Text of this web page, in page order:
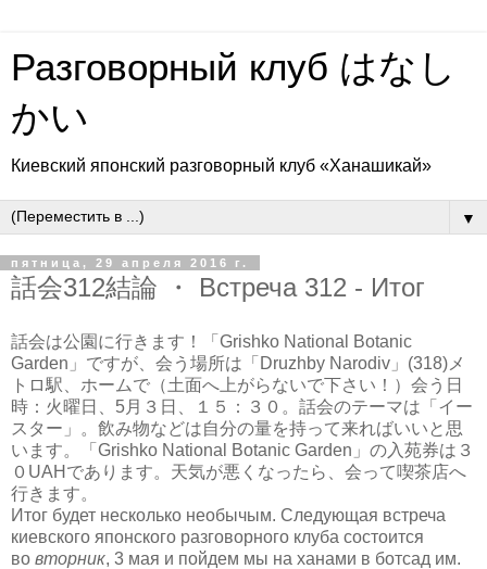
Разговорный клуб はなし
かい
Киевский японский разговорный клуб «Ханашикай»
▼
пятница, 29 апреля 2016 г.
話会312結論 ・ Встреча 312 - Итог
話会は公園に行きます！「Grishko National Botanic
Garden」ですが、会う場所は「Druzhby Narodiv」(318)メ
トロ駅、ホームで（土面へ上がらないで下さい！）会う日
時：火曜日、5月３日、１５：３０。話会のテーマは「イー
スター」。飲み物などは自分の量を持って来ればいいと思
います。「Grishko National Botanic Garden」の入苑券は３
０UAHであります。天気が悪くなったら、会って喫茶店へ
行きます。
Итог будет несколько необычым. Следующая встреча
киевского японского разговорного клуба состоится
во вторник, 3 мая и пойдем мы на ханами в ботсад им.